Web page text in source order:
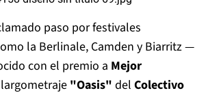
paso por festivales
la Berlinale, Camden y Biarritz —
con el premio a Mejor
"Oasis" del Colectivo